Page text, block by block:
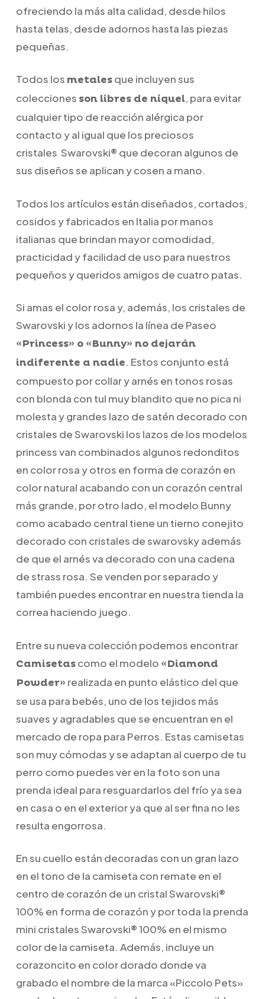
ofreciendo la más alta calidad, desde hilos
hasta telas, desde adornos hasta las piezas
pequeñas.
Todos los metalesque incluyen sus
colecciones son libres de níquel, para evitar
cualquier tipo de reacción alérgica por
contacto y al igual que los preciosos
cristales Swarovski® que decoran algunos de
sus diseños se aplican y cosen a mano.
Todos los artículos están diseñados, cortados,
cosidos y fabricados en Italia por manos
italianas que brindan mayor comodidad,
practicidad y facilidad de uso para nuestros
pequeños y queridos amigos de cuatro patas.
Si amas el color rosa y, además, los cristales de
Swarovski y los adornos la línea de Paseo
«Princess» o «Bunny» no dejarán
indiferente a nadie. Estos conjunto está
compuesto por collar y arnés en tonos rosas
con blonda con tul muy blandito que no pica ni
molesta y grandes lazo de satén decorado con
cristales de Swarovski los lazos de los modelos
princess van combinados algunos redonditos
en color rosa y otros en forma de corazón en
color natural acabando con un corazón central
más grande, por otro lado, el modelo Bunny
como acabado central tiene un tierno conejito
decorado con cristales de swarovsky además
de que el arnés va decorado con una cadena
de strass rosa. Se venden por separado y
también puedes encontrar en nuestra tienda la
correa haciendo juego.
Entre su nueva colección podemos encontrar
Camisetascomo el modelo «Diamond
Powder» realizada en punto elástico del que
se usa para bebés, uno de los tejidos más
suaves y agradables que se encuentran en el
mercado de ropa para Perros. Estas camisetas
son muy cómodas y se adaptan al cuerpo de tu
perro como puedes ver en la foto son una
prenda ideal para resguardarlos del frío ya sea
en casa o en el exterior ya que al ser fina no les
resulta engorrosa.
En su cuello están decoradas con un gran lazo
en el tono de la camiseta con remate en el
centro de corazón de un cristal Swarovski®
100% en forma de corazón y por toda la prenda
mini cristales Swarovski® 100% en el mismo
color de la camiseta. Además, incluye un
corazoncito en color dorado donde va
grabado el nombre de la marca «Piccolo Pets»